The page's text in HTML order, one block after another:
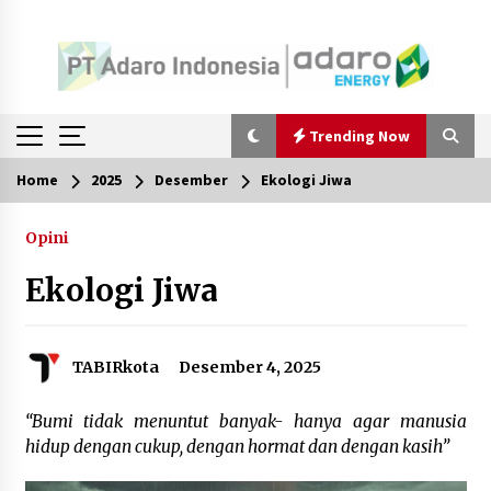
Trending Now
Trending Now
Utara Pelajari Inovasi Sampah dan Edukasi
Pranikah
Ketika Pasien Dianggap Beban: Runtuhnya
Empati dan Etika Dokter di Ruang Digital
HST Tewas Tenggelam di Sungai Kajung
Home 2025 Desember Ekologi Jiwa
Opini
Ekologi Jiwa
TABIRkota Desember 4, 2025
“Bumi tidak menuntut banyak- hanya agar manusia
hidup dengan cukup, dengan hormat dan dengan kasih”